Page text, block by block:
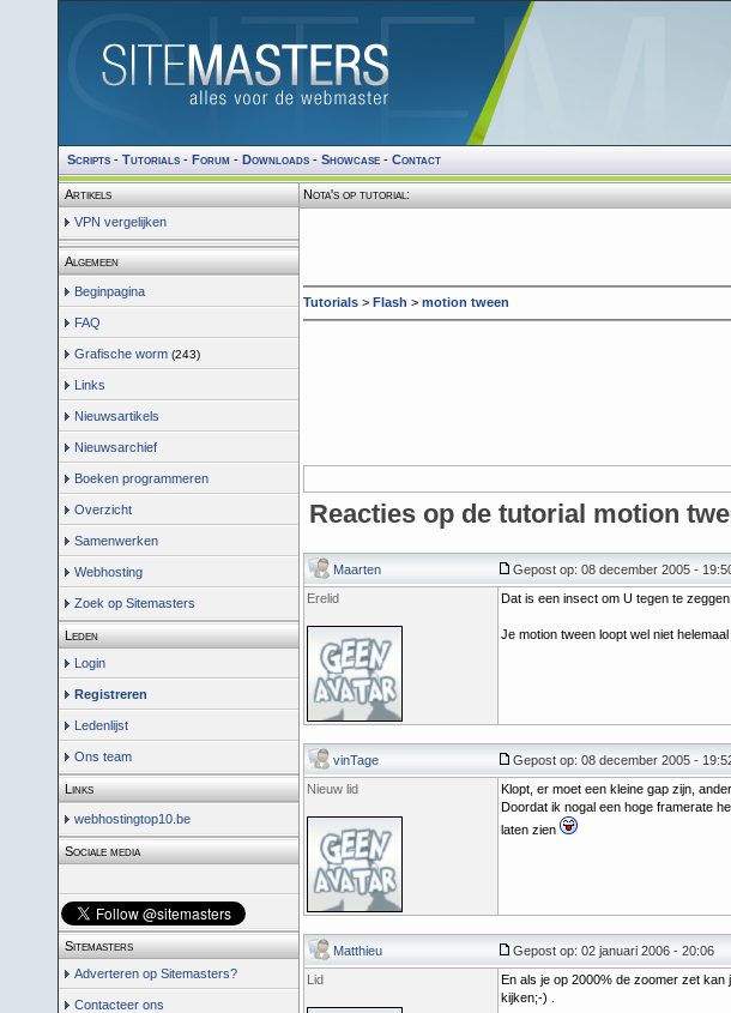
Scripts- Tutorials- Forum- Downloads- Showcase- Contact
Artikels
VPN vergelijken
Algemeen
Beginpagina
FAQ
Grafische worm (243)
Links
Nieuwsartikels
Nieuwsarchief
Boeken programmeren
Overzicht
Samenwerken
Webhosting
Zoek op Sitemasters
Leden
Login
Registreren
Ledenlijst
Ons team
Links
webhostingtop10.be
Sociale media
Sitemasters
Adverteren op Sitemasters?
Contacteer ons
Nota's op tutorial:
Tutorials> Flash > motion tween
Reacties op de tutorial motion
Maarten
Gepost op: 08 december 2005 -
Erelid
Dat is een insect om U tegen te zeggen.
Je motion tween loopt wel niet
vinTage
Gepost op: 08 december 2005 -
Nieuw lid
Klopt, er moet een kleine gap zijn,
Doordat ik nogal een hoge framerate
laten zien
Matthieu
Gepost op: 02 januari 2006 - 20:06
Lid
En als je op 2000% de zoomer zet kan
kijken;-) .